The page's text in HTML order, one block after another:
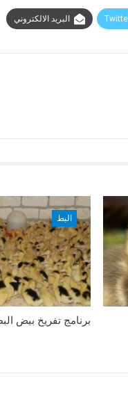
البريد الالكتروني
البط
برنامج تفريخ بيض